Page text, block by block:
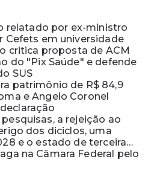
relatado por ex-ministro
Cefets em universidade
critica proposta de ACM
do "Pix Saúde" e defende
SUS
patrimônio de R$ 84,9
e Angelo Coronel
a rejeição ao
dos diciclos, uma
e o estado de terceira
na Câmara Federal pelo